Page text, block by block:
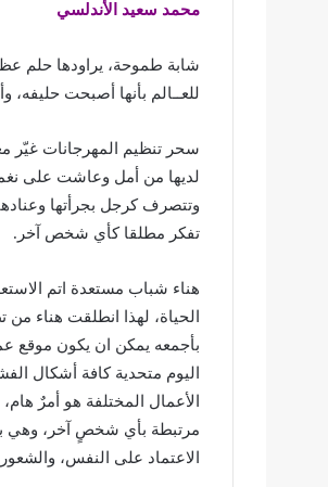
محمد سعيد الأندلسي
شابة طموحة، يراودها حلم
للعــالم بأنها أصبحت حليفه،
سحر تنظيم المهرجانات غيّر
لديها من أمل وعاشت على
وتتصرف كرجل بجرأتها
تفكر مطلقا كأي شخص آخر.
هناء شباب مستعدة اتم
الحياة، لهذا انطلقت هناء
بأجمعه يمكن ان يكون موقع
اليوم متحدية كافة أشكال
الأعمال المختلفة هو أمرٌ
مرتبطة بأي شخصٍ آخر، وهي
الاعتماد على النفس،